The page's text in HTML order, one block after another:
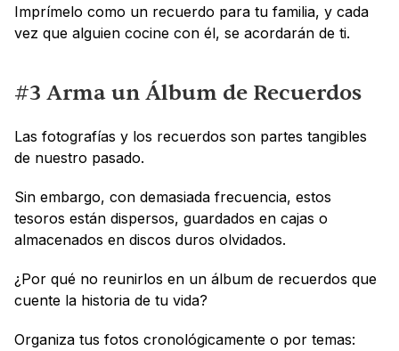
Imprímelo como un recuerdo para tu familia, y cada
vez que alguien cocine con él, se acordarán de ti.
#3 Arma un Álbum de Recuerdos
Las fotografías y los recuerdos son partes tangibles
de nuestro pasado.
Sin embargo, con demasiada frecuencia, estos
tesoros están dispersos, guardados en cajas o
almacenados en discos duros olvidados.
¿Por qué no reunirlos en un álbum de recuerdos que
cuente la historia de tu vida?
Organiza tus fotos cronológicamente o por temas: